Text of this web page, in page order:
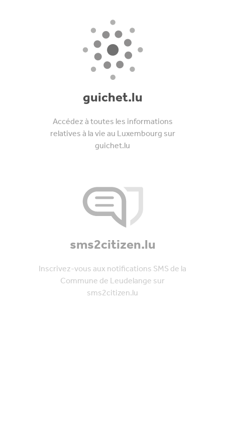
guichet.lu
relatives à la vie au Luxembourg sur
guichet.lu
sms2citizen.lu
Inscrivez-vous aux notifications SMS de la
Commune de Leudelange sur
sms2citizen.lu